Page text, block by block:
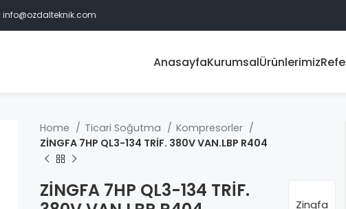
info@ozdalteknik.com
AnasayfaKurumsalÜrünlerimiz
Home Ticari Soğutma
Kompresorler
ZİNGFA 7HP QL3-134 TRİF. 380V VAN.LBP R404
Zingfa
ZİNGFA 7HP QL3-134 TRİF.